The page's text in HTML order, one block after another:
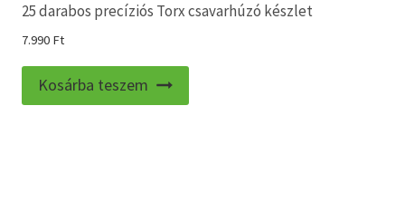
25 darabos precíziós Torx csavarhúzó készlet
7.990 Ft
Kosárba teszem